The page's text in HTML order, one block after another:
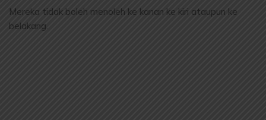
Mereka tidak boleh menoleh ke kanan ke kiri ataupun ke
belakang.